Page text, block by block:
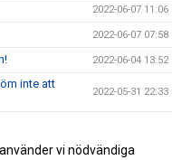
2022-06-07 11:06
2022-06-07 07:58
2022-06-04 13:52
inte att
2022-05-31 22:33
2022-05-30 22:01
vi nödvändiga